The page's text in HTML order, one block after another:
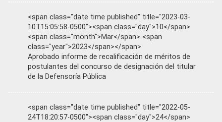
<span class="date time published" title="2023-03-
10T15:05:58-0500"><span class="day">10</span>
<span class="month">Mar</span> <span
class="year">2023</span></span>
Aprobado informe de recalificación de méritos de
postulantes del concurso de designación del titular
de la Defensoría Pública
<span class="date time published" title="2022-05-
24T18:20:57-0500"><span class="day">24</span>